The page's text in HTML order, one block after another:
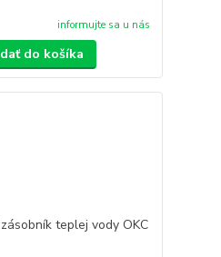
informujte sa u nás
do košíka